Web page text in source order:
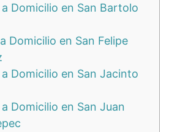
Domicilio en San Bartolo
Domicilio en San Felipe
Domicilio en San Jacinto
Domicilio en San Juan